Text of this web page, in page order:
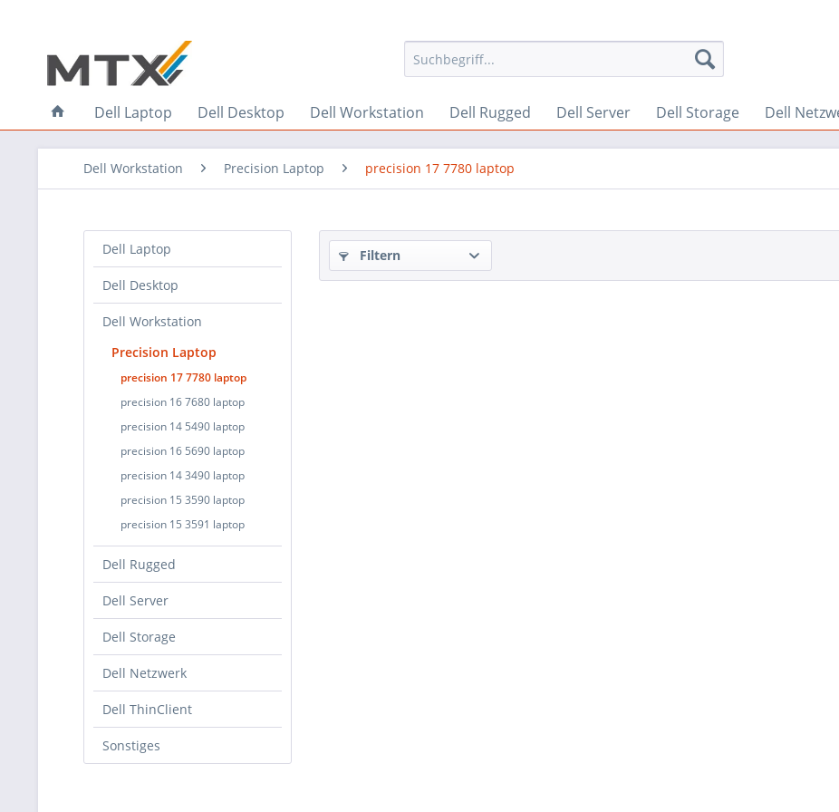
Dell Laptop Dell Desktop Dell Workstation Dell Rugged Dell Server Dell Storage Dell
Dell Workstation Precision Laptop precision 17 7780 laptop
Dell Laptop
Dell Desktop
Dell Workstation
Precision Laptop
precision 17 7780 laptop
precision 16 7680 laptop
precision 14 5490 laptop
precision 16 5690 laptop
precision 14 3490 laptop
precision 15 3590 laptop
precision 15 3591 laptop
Dell Rugged
Dell Server
Dell Storage
Dell Netzwerk
Dell ThinClient
Sonstiges
Filtern